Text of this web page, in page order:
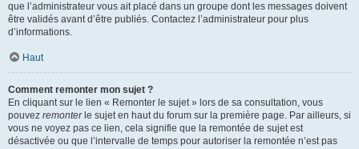
que l’administrateur vous ait placé dans un groupe dont les messages doivent
être validés avant d’être publiés. Contactez l’administrateur pour plus
d’informations.
Haut
Comment remonter mon sujet ?
En cliquant sur le lien « Remonter le sujet » lors de sa consultation, vous
pouvez remonterle sujet en haut du forum sur la première page. Par ailleurs, si
vous ne voyez pas ce lien, cela signifie que la remontée de sujet est
désactivée ou que l’intervalle de temps pour autoriser la remontée n’est pas